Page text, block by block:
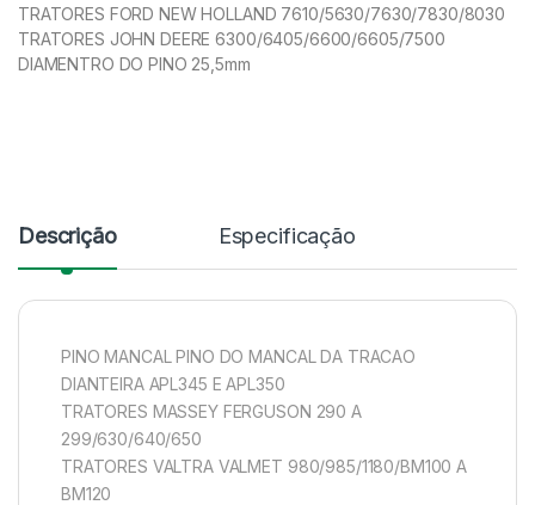
TRATORES FORD NEW HOLLAND 7610/5630/7630/7830/8030
TRATORES JOHN DEERE 6300/6405/6600/6605/7500
DIAMENTRO DO PINO 25,5mm
Descrição Especificação
PINO MANCAL PINO DO MANCAL DA TRACAO
DIANTEIRA APL345 E APL350
TRATORES MASSEY FERGUSON 290 A
299/630/640/650
TRATORES VALTRA VALMET 980/985/1180/BM100 A
BM120